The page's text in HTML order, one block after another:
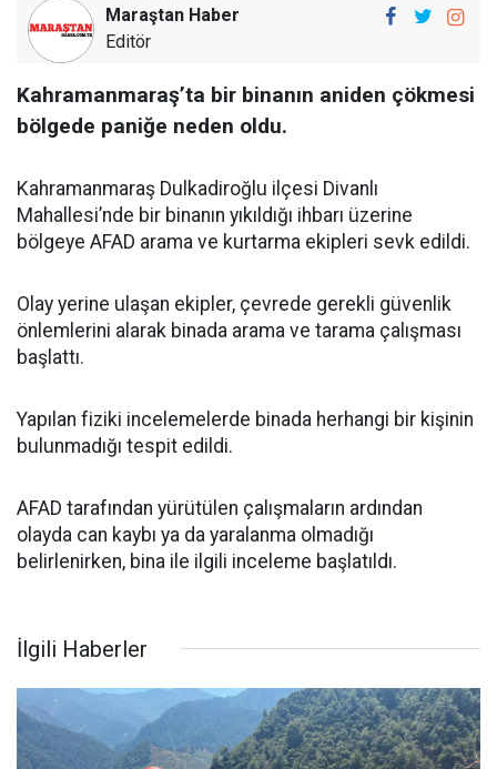
Maraştan Haber
Editör
Kahramanmaraş’ta bir binanın aniden çökmesi
bölgede paniğe neden oldu.
Kahramanmaraş Dulkadiroğlu ilçesi Divanlı
Mahallesi’nde bir binanın yıkıldığı ihbarı üzerine
bölgeye AFAD arama ve kurtarma ekipleri sevk edildi.
Olay yerine ulaşan ekipler, çevrede gerekli güvenlik
önlemlerini alarak binada arama ve tarama çalışması
başlattı.
Yapılan fiziki incelemelerde binada herhangi bir kişinin
bulunmadığı tespit edildi.
AFAD tarafından yürütülen çalışmaların ardından
olayda can kaybı ya da yaralanma olmadığı
belirlenirken, bina ile ilgili inceleme başlatıldı.
İlgili Haberler